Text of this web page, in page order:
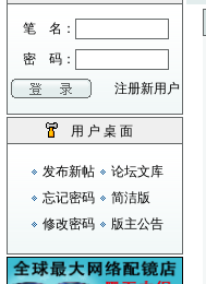
笔 名：
密 码：
注册新用户
用 户 桌 面
发布新帖
论坛文库
忘记密码
简洁版
修改密码
版主公告